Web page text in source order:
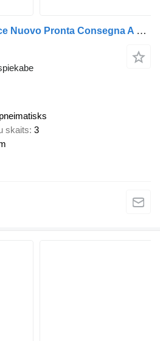
Bull Trailers Toro veloce Nuovo Pronta Consegna A PIACENZA
skaits 3